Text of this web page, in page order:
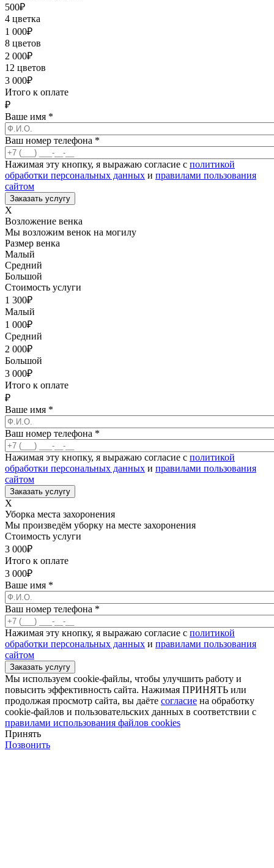
500₽
4 цветка
1 000₽
8 цветов
2 000₽
12 цветов
3 000₽
Итого к оплате
₽
Ваше имя *
Ваш номер телефона *
Нажимая эту кнопку, я выражаю согласие с политикой
обработки персональных данных и правилами пользования
сайтом
X
Возложение венка
Мы возложим венок на могилу
Размер венка
Малый
Средний
Большой
Стоимость услуги
1 300₽
Малый
1 000₽
Средний
2 000₽
Большой
3 000₽
Итого к оплате
₽
Ваше имя *
Ваш номер телефона *
Нажимая эту кнопку, я выражаю согласие с политикой
обработки персональных данных и правилами пользования
сайтом
X
Уборка места захоронения
Мы произведём уборку на месте захоронения
Стоимость услуги
3 000₽
Итого к оплате
3 000₽
Ваше имя *
Ваш номер телефона *
Нажимая эту кнопку, я выражаю согласие с политикой
обработки персональных данных и правилами пользования
сайтом
Мы используем cookie-файлы, чтобы улучшить работу и
повысить эффективность сайта. Нажимая ПРИНЯТЬ или
продолжая просмотр сайта, вы даёте согласие на обработку
cookie-файлов и пользовательских данных в соответствии с
правилами использования файлов cookies
Принять
Позвонить